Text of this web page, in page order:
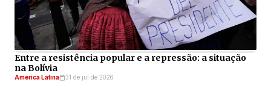
Entre a resistência popular e a repressão: a situação
na Bolívia
América Latina 31 de jul de 2026